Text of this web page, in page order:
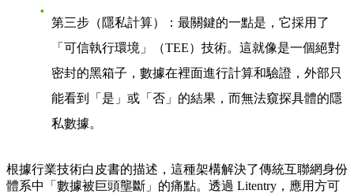
第三步（隱私計算）
：最關鍵的一點是，它採用了
「可信執行環境」（TEE）技術。這就像是一個絕對
密封的黑箱子，數據在裡面進行計算和驗證，外部只
能看到「是」或「否」的結果，而無法窺探具體的隱
私數據。
根據行業技術白皮書的描述，這種架構解決了傳統互聯網身份
體系中「數據被巨頭壟斷」的痛點。透過 Litentry，應用方可